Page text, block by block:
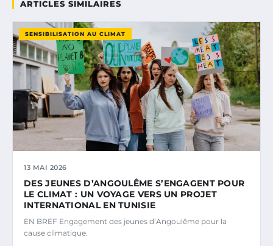
ARTICLES SIMILAIRES
SENSIBILISATION AU CLIMAT
13 MAI 2026
DES JEUNES D’ANGOULÊME S’ENGAGENT POUR
LE CLIMAT : UN VOYAGE VERS UN PROJET
INTERNATIONAL EN TUNISIE
EN BREF Engagement des jeunes d’Angoulême pour la
cause climatique.